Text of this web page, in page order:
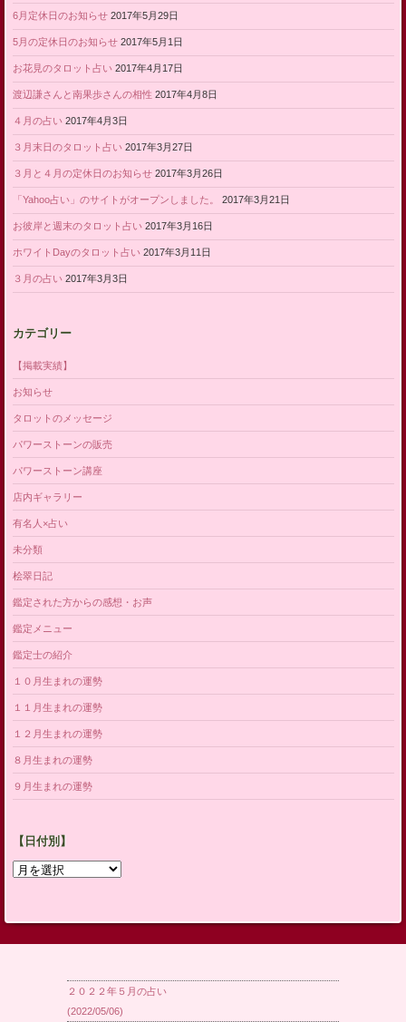
6月定休日のお知らせ 2017年5月29日
5月の定休日のお知らせ 2017年5月1日
お花見のタロット占い 2017年4月17日
渡辺謙さんと南果歩さんの相性 2017年4月8日
４月の占い 2017年4月3日
３月末日のタロット占い 2017年3月27日
３月と４月の定休日のお知らせ 2017年3月26日
「Yahoo占い」のサイトがオープンしました。 2017年3月21日
お彼岸と週末のタロット占い 2017年3月16日
ホワイトDayのタロット占い 2017年3月11日
３月の占い 2017年3月3日
カテゴリー
【掲載実績】
お知らせ
タロットのメッセージ
パワーストーンの販売
パワーストーン講座
店内ギャラリー
有名人×占い
未分類
桧翠日記
鑑定された方からの感想・お声
鑑定メニュー
鑑定士の紹介
１０月生まれの運勢
１１月生まれの運勢
１２月生まれの運勢
８月生まれの運勢
９月生まれの運勢
【日付別】
【日
２０２２年５月の占い
(2022/05/06)